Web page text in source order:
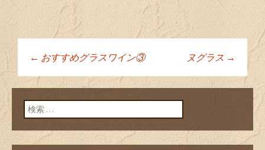
投稿ナビゲーショ
ン
← おすすめグラスワイン③ ヌグラス →
検索: